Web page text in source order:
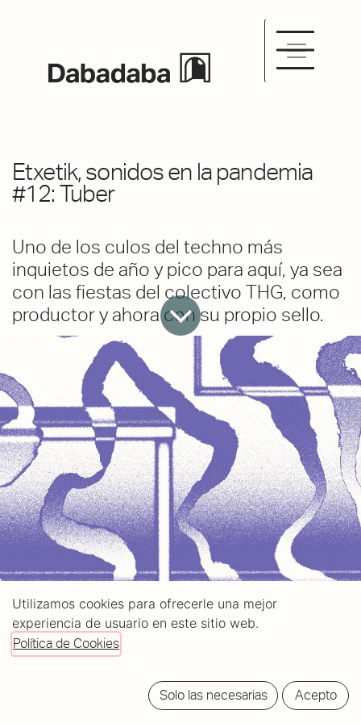
Etxetik, sonidos en la pandemia
#12: Tuber
Uno de los culos del techno más
inquietos de año y pico para aquí, ya sea
con las fiestas del colectivo THG, como
productor y ahora con su propio sello.
Utilizamos cookies para ofrecerle una mejor
experiencia de usuario en este sitio web.
Política de Cookies
Solo las necesarias Acepto